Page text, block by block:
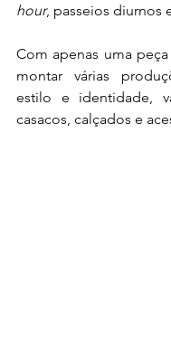
hour, passeios diurnos
Com apenas uma
montar várias
estilo e identidade,
casacos, calçados e